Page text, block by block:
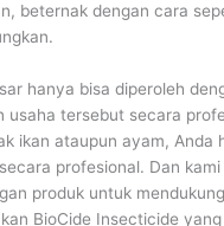
beternak dengan cara
hanya bisa diperoleh
usaha tersebut secara
ikan ataupun ayam, Anda
profesional. Dan
produk untuk
BioCide Insecticide